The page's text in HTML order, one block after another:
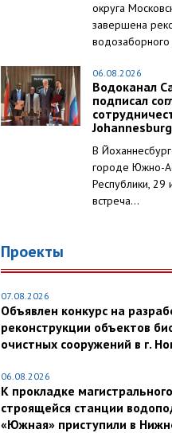
округа
завершена
водозаборного
06.08.2026
Водоканал
подписал
В
городе Южно-
Республики, 29
встреча...
Проекты
07.08.2026
Объявлен конкурс на
реконструкции объектов
очистных сооружений в г.
06.08.2026
К прокладке
строящейся станции
«Южная» приступили в